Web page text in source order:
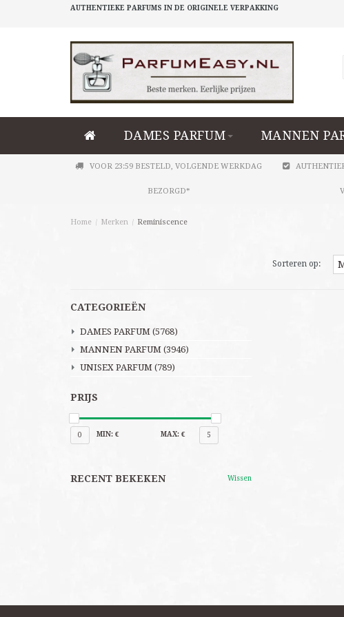
AUTHENTIEKE PARFUMS IN DE ORIGINELE VERPAKKING
DAMES PARFUM MANNEN
VOOR 23:59 BESTELD, VOLGENDE WERKDAG
BEZORGD*
Home / Merken / Reminiscence
Sorteren op:
CATEGORIEËN
DAMES PARFUM (5768)
MANNEN PARFUM (3946)
UNISEX PARFUM (789)
PRIJS
0 MIN: € MAX: € 5
RECENT BEKEKEN Wissen